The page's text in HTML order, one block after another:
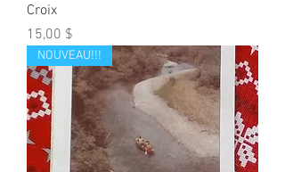
Croix
Prix
15,00 $
NOUVEAU!!!